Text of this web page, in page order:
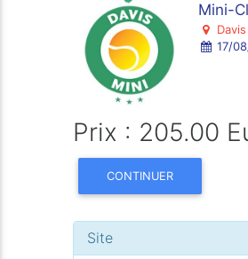
Mini-
17/
Prix : 205.00
CONTINUER
Site